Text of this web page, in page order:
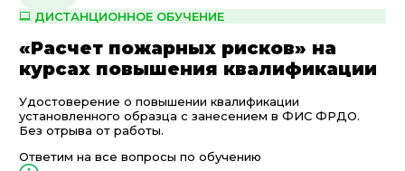
ДИСТАНЦИОННОЕ ОБУЧЕНИЕ
«Расчет пожарных рисков» на
курсах повышения квалификации
Удостоверение о повышении квалификации
установленного образца с занесением в ФИС ФРДО.
Без отрыва от работы.
Ответим на все вопросы по обучению